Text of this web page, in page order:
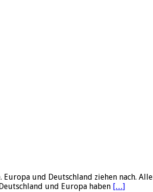
und Deutschland ziehen nach.
und Europa haben […]